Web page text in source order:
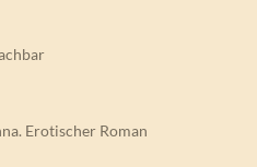
Erotischer Roman